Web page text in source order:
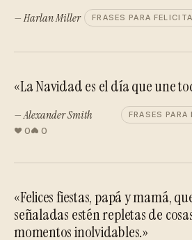
— Harlan Miller FRASES PARA
«La Navidad es el día que une
— Alexander Smith FRASES
0 0
«Felices fiestas, papá y mamá,
señaladas estén repletas de
momentos inolvidables.»